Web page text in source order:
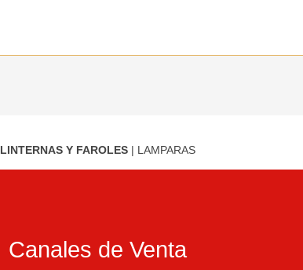
LINTERNAS Y FAROLES| LAMPARAS
Canales de Venta